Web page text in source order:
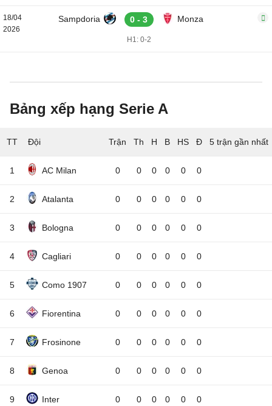
18/04
2026
Sampdoria 0 - 3 Monza
H1: 0-2
Bảng xếp hạng Serie A
TT Đội 5 trận gần nhất
1 AC Milan 0 0 0 0 0 0
2 Atalanta 0 0 0 0 0 0
3 Bologna 0 0 0 0 0 0
4 Cagliari 0 0 0 0 0 0
5 Como 1907 0 0 0 0 0 0
6 Fiorentina 0 0 0 0 0 0
7 Frosinone 0 0 0 0 0 0
8 Genoa 0 0 0 0 0 0
9 Inter 0 0 0 0 0 0